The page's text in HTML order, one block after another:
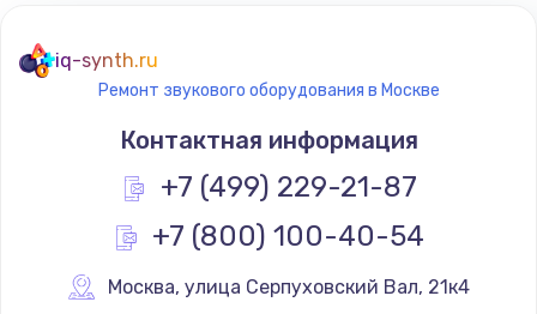
900 руб.
Заказать
900 руб.
iq-synth.ru
Ремонт звукового оборудования в Москве
Контактная информация
+7 (499) 229-21-87
+7 (800) 100-40-54
Москва, улица Серпуховский Вал, 21к4